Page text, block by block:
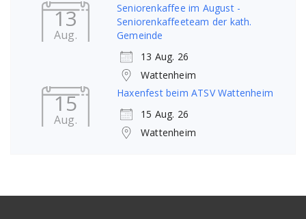
13
Aug.
Seniorenkaffee im August -
Seniorenkaffeeteam der kath.
Gemeinde
13 Aug. 26
Wattenheim
15
Aug.
Haxenfest beim ATSV Wattenheim
15 Aug. 26
Wattenheim